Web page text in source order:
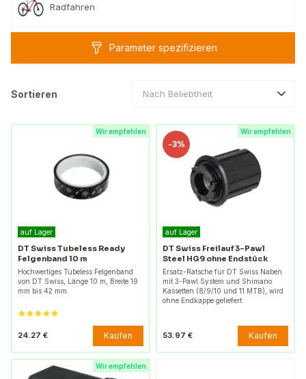
Radfahren
Parameter spezifizieren
Sortieren Nach Beliebtheit
Wir empfehlen
auf Lager
DT Swiss Tubeless Ready
Felgenband 10 m
Hochwertiges Tubeless Felgenband
von DT Swiss, Länge 10 m, Breite 19
mm bis 42 mm.
24.27 € Kaufen
Wir empfehlen
-3%
auf Lager
DT Swiss Freilauf 3-Pawl
Steel HG9 ohne Endstück
Ersatz-Ratsche für DT Swiss Naben
mit 3-Pawl System und Shimano
Kassetten (8/9/10 und 11 MTB), wird
ohne Endkappe geliefert.
53.97 € Kaufen
Wir empfehlen